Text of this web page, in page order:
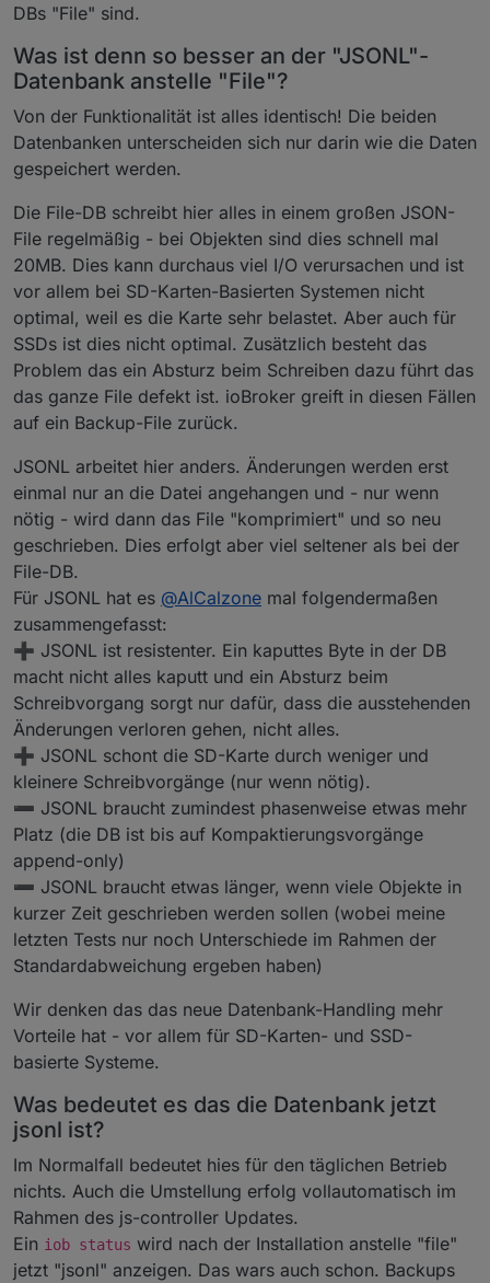
DBs "File" sind.
Was ist denn so besser an der "JSONL"-
Datenbank anstelle "File"?
Von der Funktionalität ist alles identisch! Die beiden
Datenbanken unterscheiden sich nur darin wie die Daten
gespeichert werden.
Die File-DB schreibt hier alles in einem großen JSON-
File regelmäßig - bei Objekten sind dies schnell mal
20MB. Dies kann durchaus viel I/O verursachen und ist
vor allem bei SD-Karten-Basierten Systemen nicht
optimal, weil es die Karte sehr belastet. Aber auch für
SSDs ist dies nicht optimal. Zusätzlich besteht das
Problem das ein Absturz beim Schreiben dazu führt das
das ganze File defekt ist. ioBroker greift in diesen Fällen
auf ein Backup-File zurück.
JSONL arbeitet hier anders. Änderungen werden erst
einmal nur an die Datei angehangen und - nur wenn
nötig - wird dann das File "komprimiert" und so neu
geschrieben. Dies erfolgt aber viel seltener als bei der
File-DB.
Für JSONL hat es @AlCalzone mal folgendermaßen
zusammengefasst:
➕ JSONL ist resistenter. Ein kaputtes Byte in der DB
macht nicht alles kaputt und ein Absturz beim
Schreibvorgang sorgt nur dafür, dass die ausstehenden
Änderungen verloren gehen, nicht alles.
➕ JSONL schont die SD-Karte durch weniger und
kleinere Schreibvorgänge (nur wenn nötig).
➖ JSONL braucht zumindest phasenweise etwas mehr
Platz (die DB ist bis auf Kompaktierungsvorgänge
append-only)
➖ JSONL braucht etwas länger, wenn viele Objekte in
kurzer Zeit geschrieben werden sollen (wobei meine
letzten Tests nur noch Unterschiede im Rahmen der
Standardabweichung ergeben haben)
Wir denken das das neue Datenbank-Handling mehr
Vorteile hat - vor allem für SD-Karten- und SSD-
basierte Systeme.
Was bedeutet es das die Datenbank jetzt
jsonl ist?
Im Normalfall bedeutet hies für den täglichen Betrieb
nichts. Auch die Umstellung erfolg vollautomatisch im
Rahmen des js-controller Updates.
Ein iob status wird nach der Installation anstelle "file"
jetzt "jsonl" anzeigen. Das wars auch schon. Backups